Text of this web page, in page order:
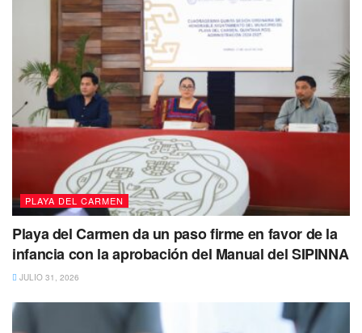
984 8730163.
También se busca a: Carlos Alberto Torres
Pérez
Carlos Alberto Torres Pérez de 43 añosde edad fue
vista por última vez por sus familiares el 6 de agosto de
2023, por sus familiares enSolidaridad, Quintana Roo.
PLAYA DEL CARMEN
Playa del Carmen da un paso firme en favor de la
infancia con la aprobación del Manual del SIPINNA
JULIO 31, 2026